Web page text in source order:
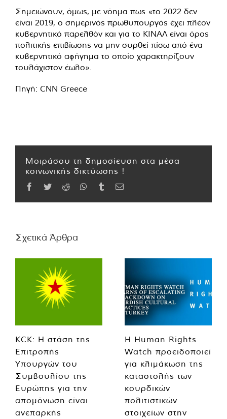
Σημειώνουν, όμως, με νόημα πως «το 2022 δεν
είναι 2019, ο σημερινός πρωθυπουργός έχει πλέον
κυβερνητικό παρελθόν και για το ΚΙΝΑΛ είναι όρος
πολιτικής επιβίωσης να μην συρθεί πίσω από ένα
κυβερνητικό αφήγημα το οποίο χαρακτηρίζουν
τουλάχιστον έωλο».
Πηγή: CNN Greece
Μοιράσου τη δημοσίευση στα μέσα
κοινωνικής δικτύωσης !
Facebook
TwitterReddit WhatsApp
TumblrEmail
Σχετικά Άρθρα
KCK: Η στάση της
Επιτροπής
Υπουργών του
Συμβουλίου της
Ευρώπης για την
απομόνωση είναι
ανεπαρκής
Η Human Rights
Watch προειδοποιεί
για κλιμάκωση της
καταστολής των
κουρδικών
πολιτιστικών
στοιχείων στην